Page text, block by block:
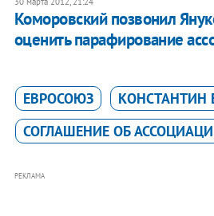
Коморовский позвонил
оценить парафирование
ЕВРОСОЮЗ
КОНСТАНТИН
СОГЛАШЕНИЕ ОБ
РЕКЛАМА